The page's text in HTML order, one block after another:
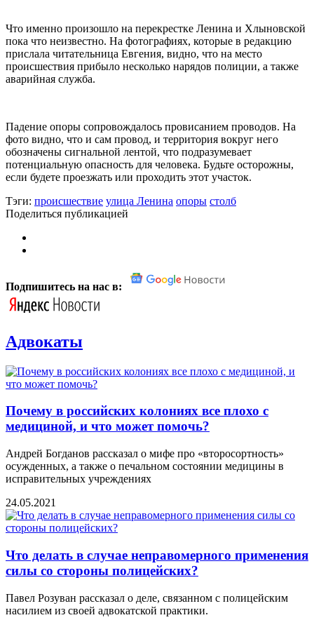
Что именно произошло на перекрестке Ленина и Хлыновской
пока что неизвестно. На фотографиях, которые в редакцию
прислала читательница Евгения, видно, что на место
происшествия прибыло несколько нарядов полиции, а также
аварийная служба.
Падение опоры сопровождалось провисанием проводов. На
фото видно, что и сам провод, и территория вокруг него
обозначены сигнальной лентой, что подразумевает
потенциальную опасность для человека. Будьте осторожны,
если будете проезжать или проходить этот участок.
Тэги: происшествие улица Ленина опоры столб
Поделиться публикацией
Подпишитесь на нас в:
Адвокаты
Почему в российских колониях все плохо с
медициной, и что может помочь?
Андрей Богданов рассказал о мифе про «второсортность»
осужденных, а также о печальном состоянии медицины в
исправительных учреждениях
24.05.2021
Что делать в случае неправомерного применения
силы со стороны полицейских?
Павел Розуван рассказал о деле, связанном с полицейским
насилием из своей адвокатской практики.